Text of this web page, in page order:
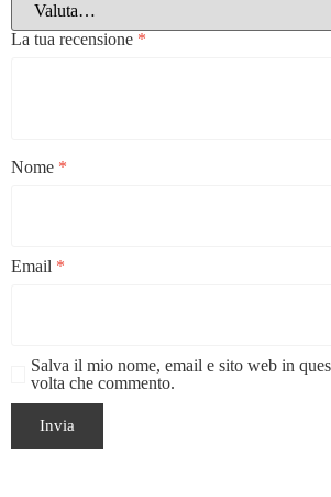
La tua recensione *
Nome *
Email *
Salva il mio nome, email e sito web in
volta che commento.